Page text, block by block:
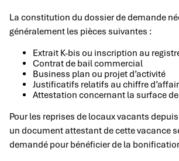
La constitution du dossier de demande
généralement les pièces suivantes :
Extrait K-bis ou inscription au
Contrat de bail commercial
Business plan ou projet d’activité
Justificatifs relatifs au chiffre
Attestation concernant la surface
Pour les reprises de locaux vacants
un document attestant de cette vacance
demandé pour bénéficier de la